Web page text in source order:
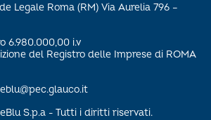
Legale Roma (RM) Via Aurelia 796 –
6.980.000,00 i.v
del Registro delle Imprese di ROMA
S.p.a - Tutti i diritti riservati.